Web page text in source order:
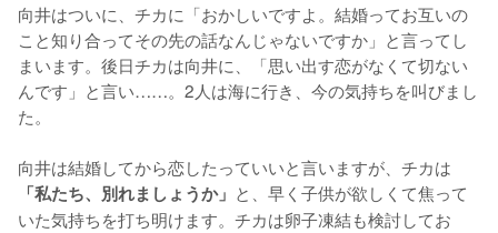
向井はついに、チカに「おかしいですよ。結婚ってお互いの
こと知り合ってその先の話なんじゃないですか」と言ってし
まいます。後日チカは向井に、「思い出す恋がなくて切ない
んです」と言い……。2人は海に行き、今の気持ちを叫びまし
た。
向井は結婚してから恋したっていいと言いますが、チカは
「私たち、別れましょうか」 と、早く子供が欲しくて焦って
いた気持ちを打ち明けます。チカは卵子凍結も検討してお